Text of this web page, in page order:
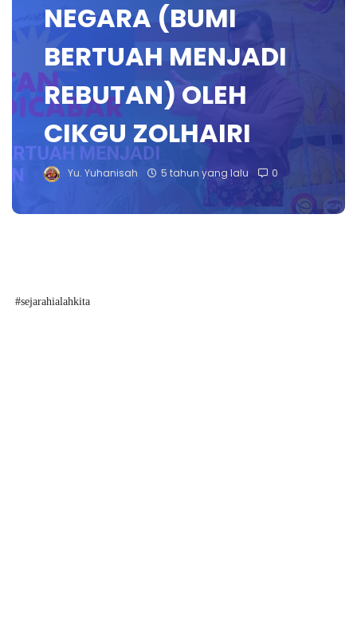
NEGARA (BUMI
BERTUAH MENJADI
REBUTAN) OLEH
CIKGU ZOLHAIRI
Yu. Yuhanisah 5 tahun yang lalu 0
#sejarahialahkita